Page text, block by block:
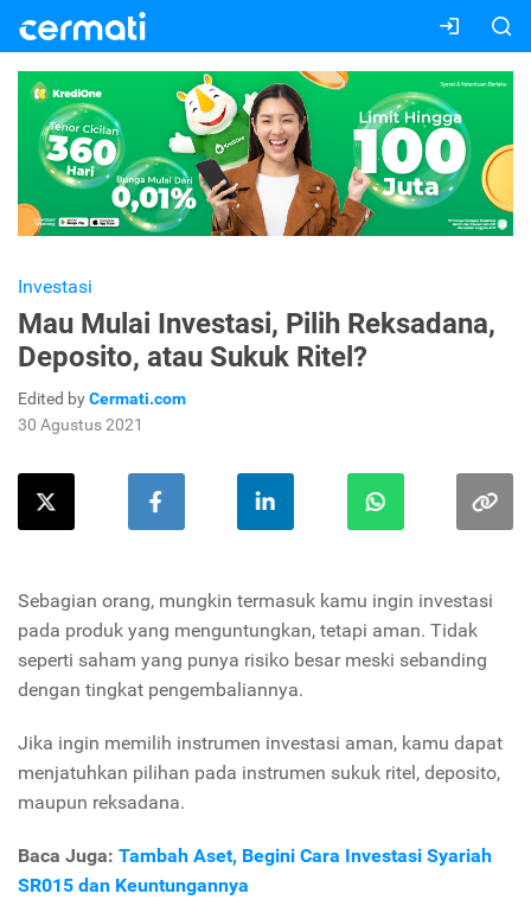
Investasi
Mau Mulai Investasi, Pilih Reksadana,
Deposito, atau Sukuk Ritel?
Edited byCermati.com
30 Agustus 2021
Sebagian orang, mungkin termasuk kamu ingin investasi
pada produk yang menguntungkan, tetapi aman. Tidak
seperti saham yang punya risiko besar meski sebanding
dengan tingkat pengembaliannya.
Jika ingin memilih instrumen investasi aman, kamu dapat
menjatuhkan pilihan pada instrumen sukuk ritel, deposito,
maupun reksadana.
Baca Juga: Tambah Aset, Begini Cara Investasi Syariah
SR015 dan Keuntungannya